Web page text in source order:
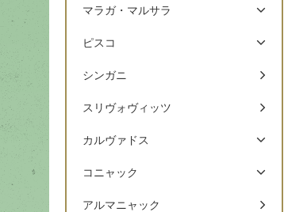
マラガ・マルサラ
ピスコ
シンガニ
スリヴォヴィッツ
カルヴァドス
コニャック
アルマニャック